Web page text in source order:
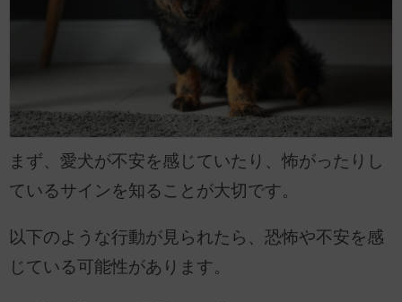
まず、愛犬が不安を感じていたり、怖がったりし
ているサインを知ることが大切です。
以下のような行動が見られたら、恐怖や不安を感
じている可能性があります。